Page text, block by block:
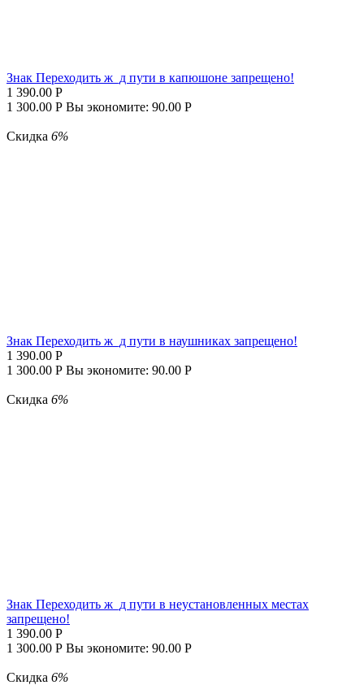
Знак Переходить ж_д пути в капюшоне запрещено!
1 390.00 Р
1 300.00 Р Вы экономите: 90.00 Р
Скидка 6%
Знак Переходить ж_д пути в наушниках запрещено!
1 390.00 Р
1 300.00 Р Вы экономите: 90.00 Р
Скидка 6%
Знак Переходить ж_д пути в неустановленных местах
запрещено!
1 390.00 Р
1 300.00 Р Вы экономите: 90.00 Р
Скидка 6%